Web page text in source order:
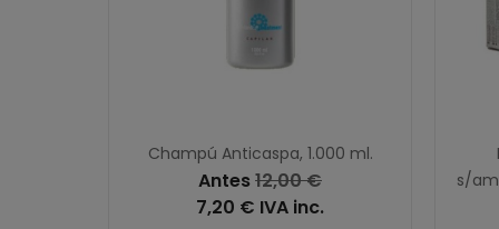
Champú Anticaspa, 1.000 ml.
Antes12,00 €
7,20 € IVA inc.
s/